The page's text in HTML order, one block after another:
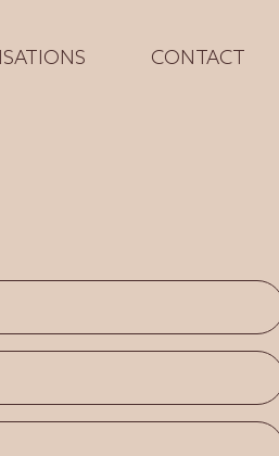
CONTACT